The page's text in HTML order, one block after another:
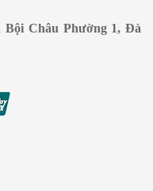
Châu Phường 1, Đà